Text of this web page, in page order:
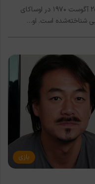
هیدیاکی ایتسونو Hideaki Itsuno (متولد ۲۵ آگوست ۱۹۷۰ در اوساکای
شناخته‌شده است. او…
بازی